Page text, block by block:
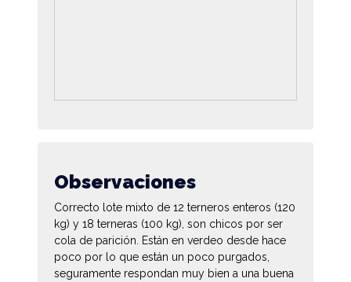
Observaciones
Correcto lote mixto de 12 terneros enteros (120
kg) y 18 terneras (100 kg), son chicos por ser
cola de parición. Están en verdeo desde hace
poco por lo que están un poco purgados,
seguramente respondan muy bien a una buena